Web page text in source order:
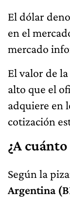
El dólar
en el
mercado
El valor de
alto que el
adquiere en
cotización
¿A
Según la
Argentina